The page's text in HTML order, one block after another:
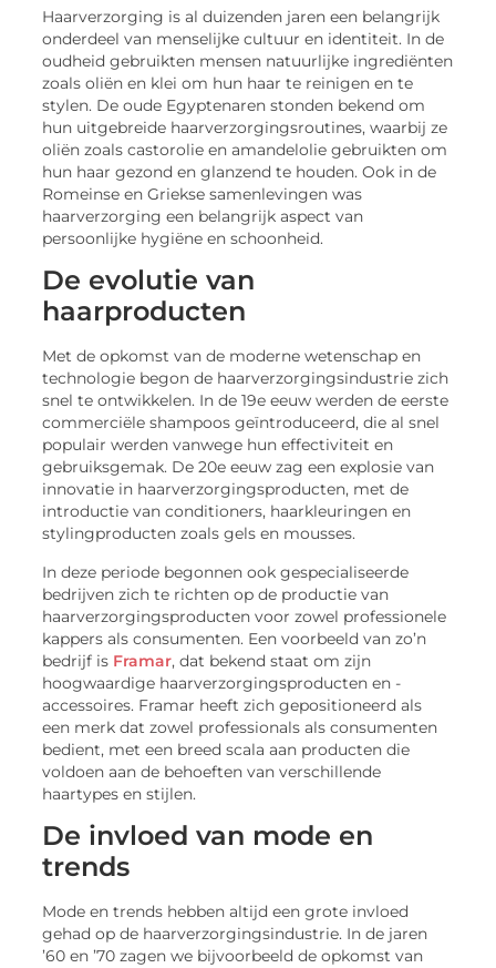
Haarverzorging is al duizenden jaren een belangrijk
onderdeel van menselijke cultuur en identiteit. In de
oudheid gebruikten mensen natuurlijke ingrediënten
zoals oliën en klei om hun haar te reinigen en te
stylen. De oude Egyptenaren stonden bekend om
hun uitgebreide haarverzorgingsroutines, waarbij ze
oliën zoals castorolie en amandelolie gebruikten om
hun haar gezond en glanzend te houden. Ook in de
Romeinse en Griekse samenlevingen was
haarverzorging een belangrijk aspect van
persoonlijke hygiëne en schoonheid.
De evolutie van
haarproducten
Met de opkomst van de moderne wetenschap en
technologie begon de haarverzorgingsindustrie zich
snel te ontwikkelen. In de 19e eeuw werden de eerste
commerciële shampoos geïntroduceerd, die al snel
populair werden vanwege hun effectiviteit en
gebruiksgemak. De 20e eeuw zag een explosie van
innovatie in haarverzorgingsproducten, met de
introductie van conditioners, haarkleuringen en
stylingproducten zoals gels en mousses.
In deze periode begonnen ook gespecialiseerde
bedrijven zich te richten op de productie van
haarverzorgingsproducten voor zowel professionele
kappers als consumenten. Een voorbeeld van zo’n
bedrijf is Framar, dat bekend staat om zijn
hoogwaardige haarverzorgingsproducten en -
accessoires. Framar heeft zich gepositioneerd als
een merk dat zowel professionals als consumenten
bedient, met een breed scala aan producten die
voldoen aan de behoeften van verschillende
haartypes en stijlen.
De invloed van mode en
trends
Mode en trends hebben altijd een grote invloed
gehad op de haarverzorgingsindustrie. In de jaren
’60 en ’70 zagen we bijvoorbeeld de opkomst van